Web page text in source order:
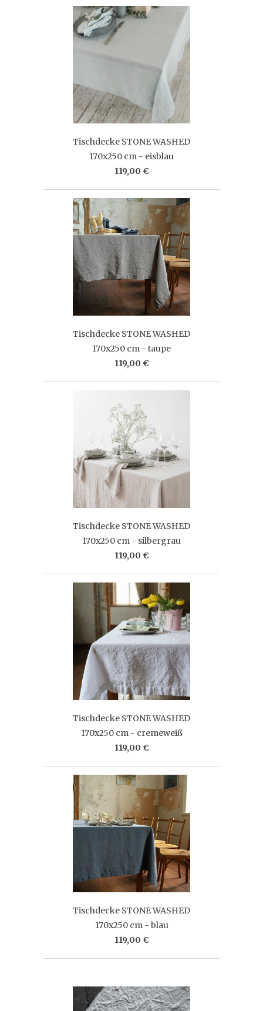
Tischdecke STONE WASHED
170x250 cm - eisblau
119,00 €
Tischdecke STONE WASHED
170x250 cm - taupe
119,00 €
Tischdecke STONE WASHED
170x250 cm - silbergrau
119,00 €
Tischdecke STONE WASHED
170x250 cm - cremeweiß
119,00 €
Tischdecke STONE WASHED
170x250 cm - blau
119,00 €